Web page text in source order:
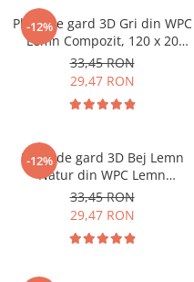
-12%
Placă de gard 3D Gri din WPC
Lemn Compozit, 120 x 20
mm,1 ml
33,45 RON
29,47 RON
-12%
Placă de gard 3D Bej Lemn
Natur din WPC Lemn
Compozit, 120 x 20 mm,1 ml
33,45 RON
29,47 RON